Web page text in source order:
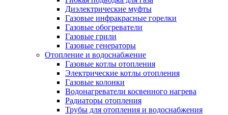
Диэлектрические муфты
Газовые инфракрасные горелки
Газовые обогреватели
Газовые грили
Газовые генераторы
Отопление и водоснабжение
Газовые котлы отопления
Электрические котлы отопления
Газовые колонки
Водонагреватели косвенного нагрева
Радиаторы отопления
Трубы для отопления и водоснабжения